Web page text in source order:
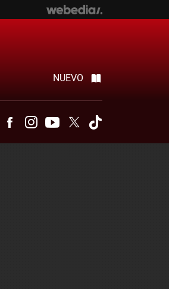
NUEVO
TelegramFacebookInstagramYoutubeTwitter